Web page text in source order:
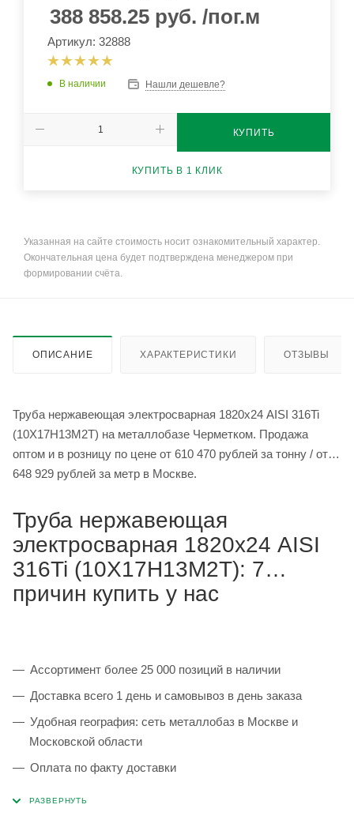
388 858.25 руб. /пог.м
Артикул: 32888
В наличии Нашли дешевле?
КУПИТЬ
КУПИТЬ В 1 КЛИК
Указанная на сайте стоимость носит ознакомительный характер.
Окончательная цена будет подтверждена менеджером при
формировании счёта.
ОПИСАНИЕ ХАРАКТЕРИСТИКИ ОТЗЫВЫ
Труба нержавеющая электросварная 1820х24 AISI 316Ti
(10Х17Н13М2Т) на металлобазе Черметком. Продажа
оптом и в розницу по цене от 610 470 рублей за тонну / от
648 929 рублей за метр в Москве.
Труба нержавеющая
электросварная 1820х24 AISI
316Ti (10Х17Н13М2Т): 7
причин купить у нас
Ассортимент более 25 000 позиций в наличии
Доставка всего 1 день и самовывоз в день заказа
Удобная география: сеть металлобаз в Москве и
Московской области
Оплата по факту доставки